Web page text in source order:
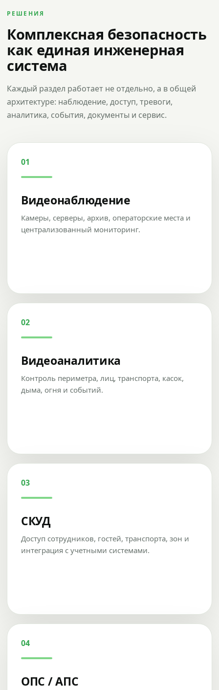
РЕШЕНИЯ
Комплексная безопасность
как единая инженерная
система
Каждый раздел работает не отдельно, а в общей
архитектуре: наблюдение, доступ, тревоги,
аналитика, события, документы и сервис.
01
Видеонаблюдение
Камеры, серверы, архив, операторские места и
централизованный мониторинг.
02
Видеоаналитика
Контроль периметра, лиц, транспорта, касок,
дыма, огня и событий.
03
СКУД
Доступ сотрудников, гостей, транспорта, зон и
интеграция с учетными системами.
04
ОПС / АПС